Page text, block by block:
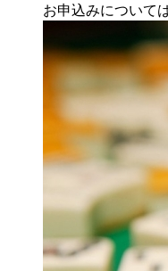
お申込みについて